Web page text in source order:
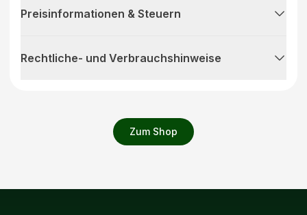
Zum Shop
Preisinformationen & Steuern
Rechtliche- und Verbrauchshinweise